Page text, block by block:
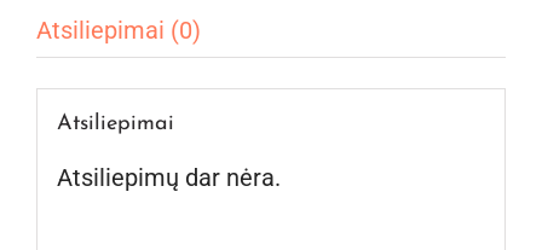
Atsiliepimai (0)
Atsiliepimai
Atsiliepimų dar nėra.